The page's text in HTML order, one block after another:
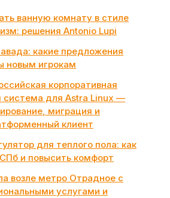
ванную комнату в стиле
решения Antonio Lupi
какие предложения
новым игрокам
корпоративная
система для Astra Linux —
миграция и
клиент
для теплого пола: как
и повысить комфорт
возле метро Отрадное с
услугами и